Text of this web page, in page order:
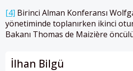
[4] Birinci Alman Konferansı
yönetiminde toplanırken ikinci
Bakanı Thomas de Maizière
İlhan Bilgü